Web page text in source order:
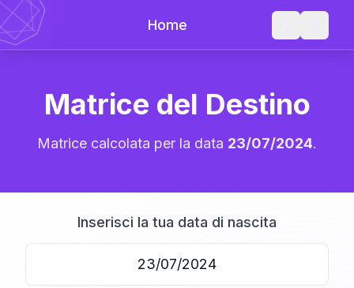
Home
Matrice del Destino
Matrice calcolata per la data 23/07/2024.
Inserisci la tua data di nascita